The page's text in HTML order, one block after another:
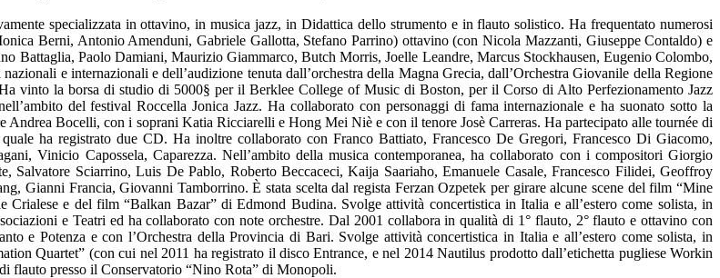
specializzata in ottavino, in musica jazz, in Didattica dello strumento e in flauto solistico. Ha frequentato numerosi
Berni, Antonio Amenduni, Gabriele Gallotta, Stefano Parrino) ottavino (con Nicola Mazzanti, Giuseppe Contaldo) e
Battaglia, Paolo Damiani, Maurizio Giammarco, Butch Morris, Joelle Leandre, Marcus Stockhausen, Eugenio Colombo,
e internazionali e dell’audizione tenuta dall’orchestra della Magna Grecia, dall’Orchestra Giovanile della Regione
vinto la borsa di studio di 5000§ per il Berklee College of Music di Boston, per il Corso di Alto Perfezionamento Jazz
del festival Roccella Jonica Jazz. Ha collaborato con personaggi di fama internazionale e ha suonato sotto la
Bocelli, con i soprani Katia Ricciarelli e Hong Mei Niè e con il tenore Josè Carreras. Ha partecipato alle tournée di
ha registrato due CD. Ha inoltre collaborato con Franco Battiato, Francesco De Gregori, Francesco Di Giacomo,
Vinicio Capossela, Caparezza. Nell’ambito della musica contemporanea, ha collaborato con i compositori Giorgio
Sciarrino, Luis De Pablo, Roberto Beccaceci, Kaija Saariaho, Emanuele Casale, Francesco Filidei, Geoffroy
Gianni Francia, Giovanni Tamborrino. È stata scelta dal regista Ferzan Ozpetek per girare alcune scene del film “Mine
e del film “Balkan Bazar” di Edmond Budina. Svolge attività concertistica in Italia e all’estero come solista, in
e Teatri ed ha collaborato con note orchestre. Dal 2001 collabora in qualità di 1° flauto, 2° flauto e ottavino con
e Potenza e con l’Orchestra della Provincia di Bari. Svolge attività concertistica in Italia e all’estero come solista, in
Quartet” (con cui nel 2011 ha registrato il disco Entrance, e nel 2014 Nautilus prodotto dall’etichetta pugliese Workin
flauto presso il Conservatorio “Nino Rota” di Monopoli.